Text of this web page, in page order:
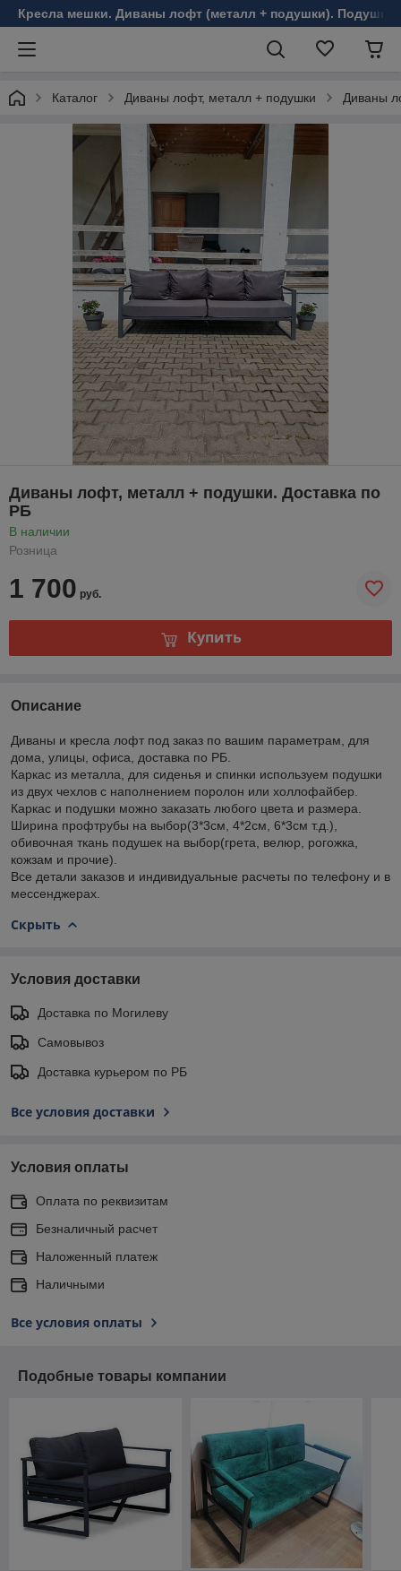
Кресла мешки. Диваны лофт (металл + подушки). Подушки
Каталог Диваны лофт, металл + подушки Диваны
Диваны лофт, металл + подушки. Доставка по
РБ
В наличии
Розница
1 700 руб.
Купить
Описание
Диваны и кресла лофт под заказ по вашим параметрам, для
дома, улицы, офиса, доставка по РБ.
Каркас из металла, для сиденья и спинки используем подушки
из двух чехлов с наполнением поролон или холлофайбер.
Каркас и подушки можно заказать любого цвета и размера.
Ширина профтрубы на выбор(3*3см, 4*2см, 6*3см т.д.),
обивочная ткань подушек на выбор(грета, велюр, рогожка,
кожзам и прочие).
Все детали заказов и индивидуальные расчеты по телефону и в
мессенджерах.
Скрыть
Условия доставки
Доставка по Могилеву
Самовывоз
Доставка курьером по РБ
Все условия доставки
Условия оплаты
Оплата по реквизитам
Безналичный расчет
Наложенный платеж
Наличными
Все условия оплаты
Подобные товары компании